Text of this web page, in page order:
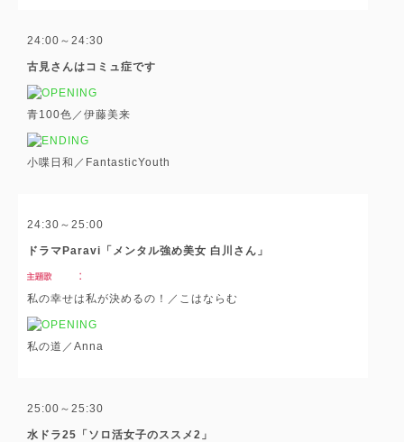
24:00～24:30
古見さんはコミュ症です
青100色／伊藤美来
小喋日和／FantasticYouth
24:30～25:00
ドラマParavi「メンタル強め美女 白川さん」
私の幸せは私が決めるの！／こはならむ
私の道／Anna
25:00～25:30
水ドラ25「ソロ活女子のススメ2」